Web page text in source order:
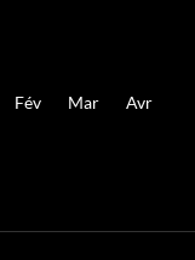
Fév Mar Avr